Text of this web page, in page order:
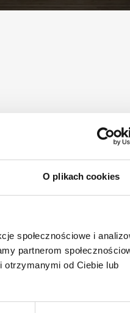
O plikach cookies
społecznościowe i
partnerom
otrzymanymi od Ciebie lub